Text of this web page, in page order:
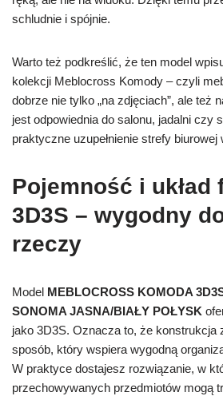
schludnie i spójnie.
Warto też podkreślić, że ten model
kolekcji Meblocross Komody – czyli
dobrze nie tylko „na zdjęciach”, ale też
jest odpowiednia do salonu, jadalni czy
praktyczne uzupełnienie strefy biurowej
Pojemność i układ
3D3S – wygodny
rzeczy
Model MEBLOCROSS KOMODA
SONOMA JASNA/BIAŁY POŁYSK
jako 3D3S. Oznacza to, że konstrukcja
sposób, który wspiera wygodną
W praktyce dostajesz rozwiązanie, w
przechowywanych przedmiotów mogą